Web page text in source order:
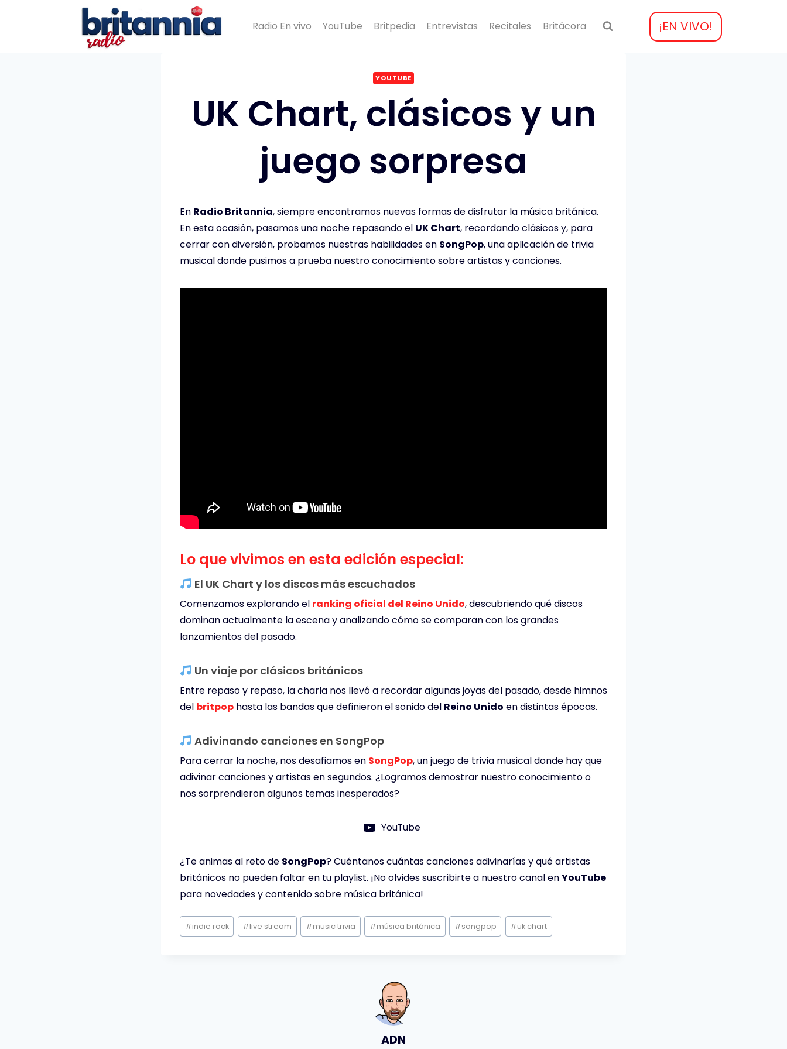
Radio En vivo YouTube Britpedia Entrevistas Recitales Britácora ¡EN VIVO!
YOUTUBE
UK Chart, clásicos y un
juego sorpresa
En Radio Britannia, siempre encontramos nuevas formas de disfrutar la música británica.
En esta ocasión, pasamos una noche repasando el UK Chart, recordando clásicos y, para
cerrar con diversión, probamos nuestras habilidades en SongPop, una aplicación de trivia
musical donde pusimos a prueba nuestro conocimiento sobre artistas y canciones.
Lo que vivimos en esta edición especial:
El UK Chart y los discos más escuchados
Comenzamos explorando el ranking oficial del Reino Unido, descubriendo qué discos
dominan actualmente la escena y analizando cómo se comparan con los grandes
lanzamientos del pasado.
Un viaje por clásicos británicos
Entre repaso y repaso, la charla nos llevó a recordar algunas joyas del pasado, desde himnos
del britpop hasta las bandas que definieron el sonido del Reino Unido en distintas épocas.
Adivinando canciones en SongPop
Para cerrar la noche, nos desafiamos en SongPop, un juego de trivia musical donde hay que
adivinar canciones y artistas en segundos. ¿Logramos demostrar nuestro conocimiento o
nos sorprendieron algunos temas inesperados?
YouTube
¿Te animas al reto de SongPop? Cuéntanos cuántas canciones adivinarías y qué artistas
británicos no pueden faltar en tu playlist. ¡No olvides suscribirte a nuestro canal enYouTube
para novedades y contenido sobre música británica!
Etiquetas
de
#indie rock #live stream #music trivia #música británica #songpop #uk chart
ADN